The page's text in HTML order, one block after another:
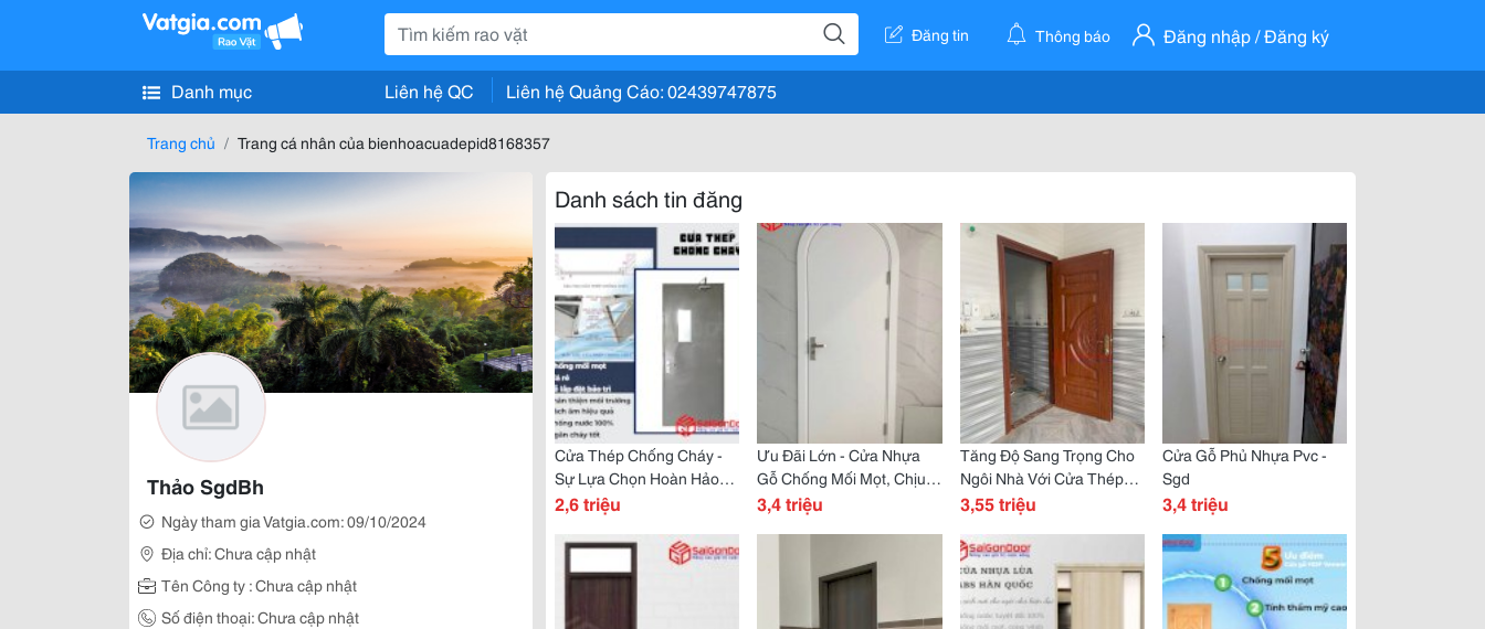
Đăng tin Thông báo Đăng nhập / Đăng ký
Danh mục Liên hệ QC Liên hệ Quảng Cáo: 02439747875
Trang chủ Trang cá nhân của bienhoacuadepid8168357
Thảo SgdBh
Ngày tham gia Vatgia.com: 09/10/2024
Địa chỉ: Chưa cập nhật
Tên Công ty : Chưa cập nhật
Số điện thoại: Chưa cập nhật
Danh sách tin đăng
Cửa Thép Chống Cháy -
Sự Lựa Chọn Hoàn Hảo
Cho Ngôi Nhà Hiện Đại
2,6 triệu
Ưu Đãi Lớn - Cửa Nhựa
Gỗ Chống Mối Mọt, Chịu
Nước - Ưu Đãi Lớn
3,4 triệu
Tăng Độ Sang Trọng Cho
Ngôi Nhà Với Cửa Thép
Vân Gỗ Cao Cấp
3,55 triệu
Cửa Gỗ Phủ Nhựa Pvc -
Sgd
3,4 triệu